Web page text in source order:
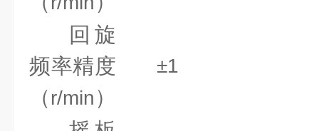
回旋
频率精度
（r/min）
±1